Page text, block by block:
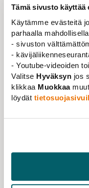
Tämä sivusto käyttää
Käytämme evästeitä
parhaalla
- sivuston
-
- Youtube-videoiden
Valitse Hyväksyn jos
klikkaa Muokkaa
löydät
opetukseen ja
tieteentekijän
tuottamaan tätä
oikeuksien tulee
Sellaisessa
opetusmateriaalia
on perusteltua,
työntekijälle tulee
työhönsä. Ennen
lähtökohtaisesti
rutiininomaisesti
Työntekijän